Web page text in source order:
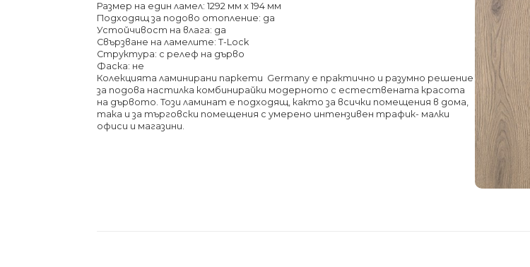
Размер на един ламел: 1292 мм х 194 мм
Подходящ за подово отопление: да
Устойчивост на влага: да
Свързване на ламелите: T-Lock
Структура: с релеф на дърво
Фаска: не
Колекцията ламинирани паркети Germany е практично и разумно решение
за подова настилка комбинирайки модерното с естествената красота
на дървото. Този ламинат е подходящ, както за всички помещения в дома,
така и за търговски помещения с умерено интензивен трафик- малки
офиси и магазини.